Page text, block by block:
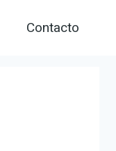
Contacto